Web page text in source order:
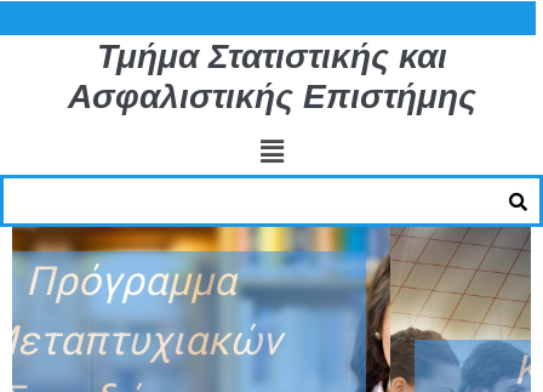
Τμήμα Στατιστικής και
Ασφαλιστικής Επιστήμης
Κατεύθυνση : ΄΄